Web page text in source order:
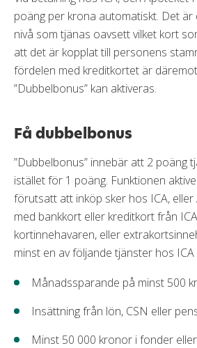
poäng per krona automatiskt. Det
nivå som tjänas oavsett vilket kort
att det är kopplat till personens
fördelen med kreditkortet är
”Dubbelbonus” kan aktiveras.
Få dubbelbonus
”Dubbelbonus” innebär att 2 poäng
istället för 1 poäng. Funktionen
förutsatt att inköp sker hos ICA,
med bankkort eller kreditkort från
kortinnehavaren, eller
minst en av följande tjänster hos ICA
Månadssparande på minst 500
Insättning från lön, CSN eller
Minst 50 000 kronor i fonder